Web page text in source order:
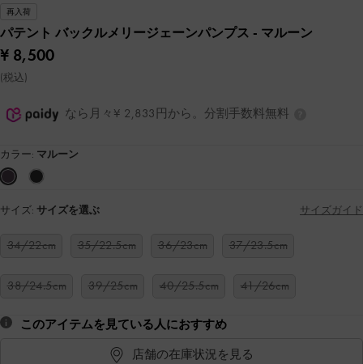
再入荷
パテント バックルメリージェーンパンプス - マルーン
¥ 8,500
(税込)
なら月々¥ 2,833円から。分割手数料無料
カラー: マルーン
サイズ: サイズを選ぶ サイズガイド
34/22cm 35/22.5cm 36/23cm 37/23.5cm
38/24.5cm 39/25cm 40/25.5cm 41/26cm
このアイテムを見ている人におすすめ
店舗の在庫状況を見る